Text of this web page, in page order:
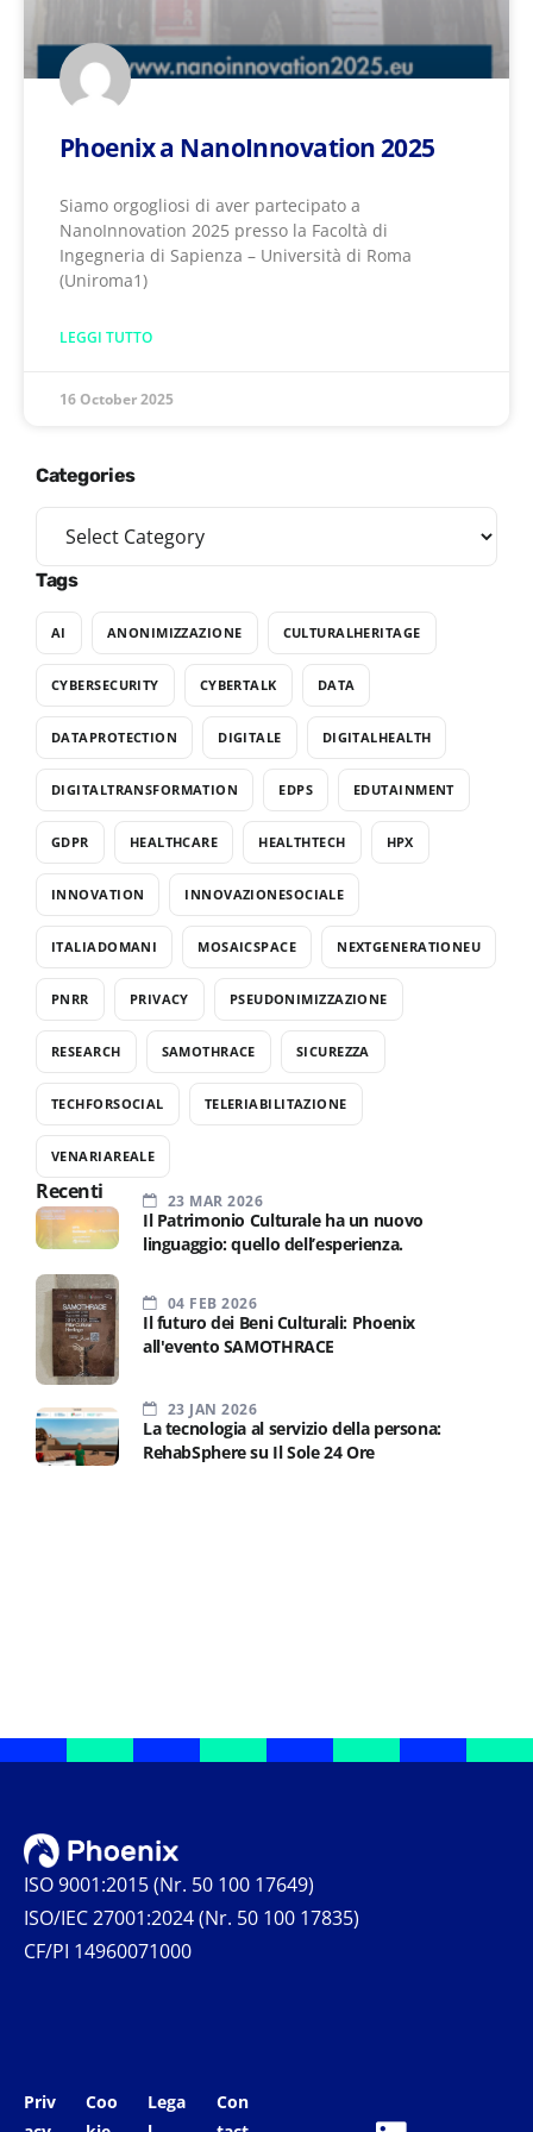
Phoenix a NanoInnovation 2025
Siamo orgogliosi di aver partecipato a
NanoInnovation 2025 presso la Facoltà di
Ingegneria di Sapienza – Università di Roma
(Uniroma1)
LEGGI TUTTO
16 October 2025
Categories
Tags
AI ANONIMIZZAZIONE CULTURALHERITAGE
CYBERSECURITY CYBERTALK DATA
DATAPROTECTION DIGITALE DIGITALHEALTH
DIGITALTRANSFORMATION EDPS EDUTAINMENT
GDPR HEALTHCARE HEALTHTECH HPX
INNOVATION INNOVAZIONESOCIALE
ITALIADOMANI MOSAICSPACE NEXTGENERATIONEU
PNRR PRIVACY PSEUDONIMIZZAZIONE
RESEARCH SAMOTHRACE SICUREZZA
TECHFORSOCIAL TELERIABILITAZIONE
VENARIAREALE
Recenti 23 MAR 2026
Il Patrimonio Culturale ha un nuovo
linguaggio: quello dell’esperienza.
04 FEB 2026
Il futuro dei Beni Culturali: Phoenix
all'evento SAMOTHRACE
23 JAN 2026
La tecnologia al servizio della persona:
RehabSphere su Il Sole 24 Ore
ISO 9001:2015 (Nr. 50 100 17649)
ISO/IEC 27001:2024 (Nr. 50 100 17835)
CF/PI 14960071000
Priv
Coo
Lega
Con